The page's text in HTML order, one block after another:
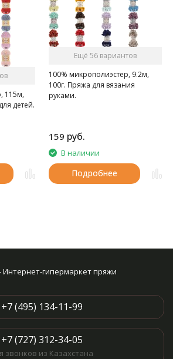
115м,
детей.
Ещё 56 вариантов
100% микрополиэстер, 9.2м,
100г. Пряжа для вязания
руками.
159 руб.
В наличии
Подробнее
гипермаркет пряжи
+7 (495) 134-11-99
+7 (727) 312-34-05
звонков из Казахстана